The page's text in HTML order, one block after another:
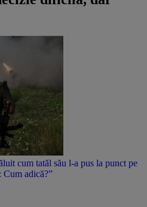
cum tatăl său l-a pus la punct pe
Cum adică?”